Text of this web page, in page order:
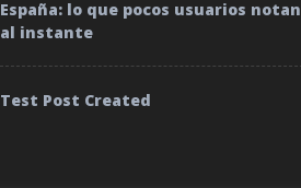
España: lo que pocos usuarios notan
al instante
Test Post Created